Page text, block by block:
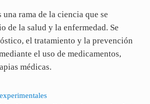
rama de la ciencia que se
de la salud y la enfermedad. Se
el tratamiento y la prevención
el uso de medicamentos,
médicas.